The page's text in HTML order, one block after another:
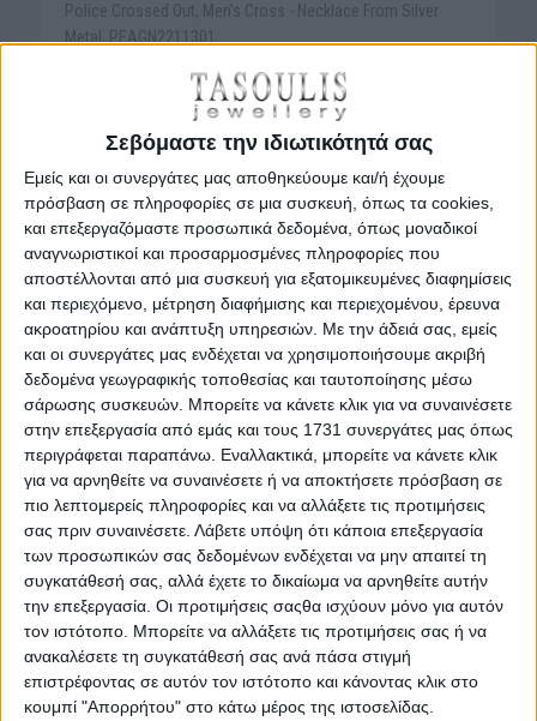
Σεβόμαστε την ιδιωτικότητά σας
Εμείς και οι συνεργάτες μας αποθηκεύουμε και/ή έχουμε
πρόσβαση σε πληροφορίες σε μια συσκευή, όπως τα cookies,
και επεξεργαζόμαστε προσωπικά δεδομένα, όπως μοναδικοί
αναγνωριστικοί και προσαρμοσμένες πληροφορίες που
αποστέλλονται από μια συσκευή για εξατομικευμένες διαφημίσεις
και περιεχόμενο, μέτρηση διαφήμισης και περιεχομένου, έρευνα
ακροατηρίου και ανάπτυξη υπηρεσιών. Με την άδειά σας, εμείς
και οι συνεργάτες μας ενδέχεται να χρησιμοποιήσουμε ακριβή
δεδομένα γεωγραφικής τοποθεσίας και ταυτοποίησης μέσω
σάρωσης συσκευών. Μπορείτε να κάνετε κλικ για να συναινέσετε
στην επεξεργασία από εμάς και τους 1731 συνεργάτες μας όπως
περιγράφεται παραπάνω. Εναλλακτικά, μπορείτε να κάνετε κλικ
για να αρνηθείτε να συναινέσετε ή να αποκτήσετε πρόσβαση σε
πιο λεπτομερείς πληροφορίες και να αλλάξετε τις προτιμήσεις
σας πριν συναινέσετε. Λάβετε υπόψη ότι κάποια επεξεργασία
των προσωπικών σας δεδομένων ενδέχεται να μην απαιτεί τη
συγκατάθεσή σας, αλλά έχετε το δικαίωμα να αρνηθείτε αυτήν
την επεξεργασία. Οι προτιμήσεις σαςθα ισχύουν μόνο για αυτόν
τον ιστότοπο. Μπορείτε να αλλάξετε τις προτιμήσεις σας ή να
ανακαλέσετε τη συγκατάθεσή σας ανά πάσα στιγμή
επιστρέφοντας σε αυτόν τον ιστότοπο και κάνοντας κλικ στο
κουμπί "Απορρήτου" στο κάτω μέρος της ιστοσελίδας.
Police Crossed Out, Men's Cross - Νecklace From Silver
Metal, PEAGN2211301
€ 80,00
ΕΚΠΤΩΣΗ
Police Crossed Out, Men's Cross - Νecklace From Anthracite
Metal, PEAGN2211302
€ 72,00 € 90,00
ΛΕΠΤΟΜΕΡΕΙΕΣ
ΕΚΠΤΩΣΗ